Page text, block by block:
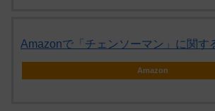
Amazonで「チェンソーマン」に関す
Amazon